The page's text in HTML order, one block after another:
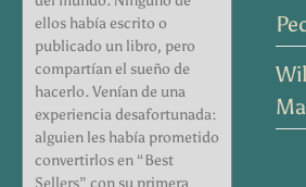
ellos había escrito o
publicado un libro, pero
compartían el sueño de
hacerlo. Venían de una
experiencia desafortunada:
alguien les había prometido
convertirlos en “Best
Sellers” con su primera